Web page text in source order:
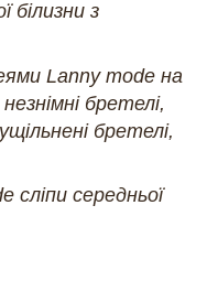
білизни з
Lanny mode на
бретелі,
бретелі,
сліпи середньої